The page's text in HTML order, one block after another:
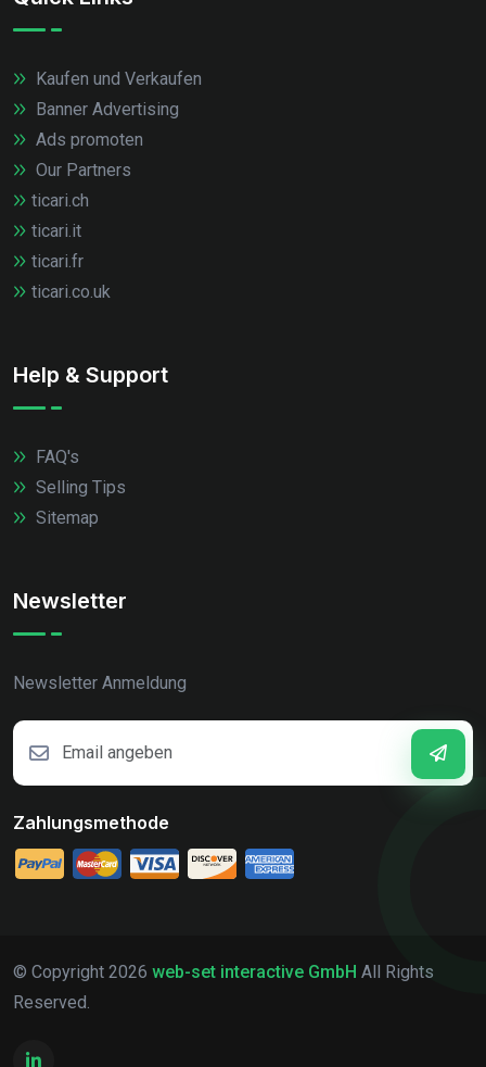
Kaufen und Verkaufen
Banner Advertising
Ads promoten
Our Partners
ticari.ch
ticari.it
ticari.fr
ticari.co.uk
Help & Support
FAQ's
Selling Tips
Sitemap
Newsletter
Newsletter Anmeldung
Zahlungsmethode
© Copyright 2026 web-set interactive GmbH All Rights
Reserved.